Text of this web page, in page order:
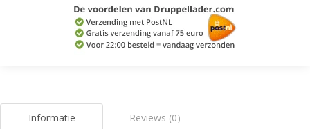
Informatie Reviews (0)